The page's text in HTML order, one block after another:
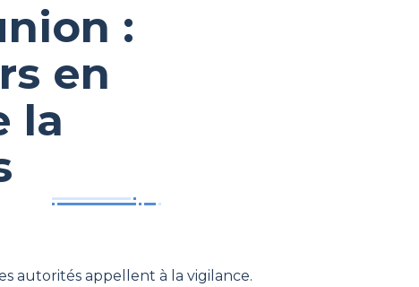
:
en
la
autorités appellent à la vigilance.